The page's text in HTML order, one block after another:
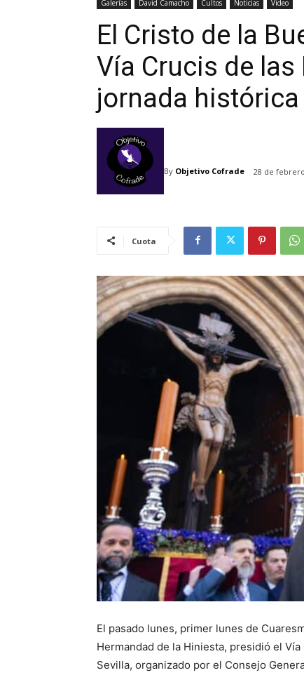
Galerías David Camacho Cultos Noticias Video
El Cristo de la
Vía Crucis de
jornada
By Objetivo Cofrade 28 de
Cuota
El pasado lunes, primer lunes de
Hermandad de la Hiniesta, presidió el
Sevilla, organizado por el Consejo